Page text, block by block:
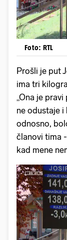
Foto: RTL
Prošli je put
ima tri
„Ona je
ne odustaje i
odnosno,
članovi tima
kad mene